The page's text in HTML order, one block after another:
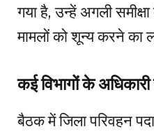
गया है, उन्हें अगली
मामलों को शून्य करने का
कई विभागों के
बैठक में जिला परिवहन